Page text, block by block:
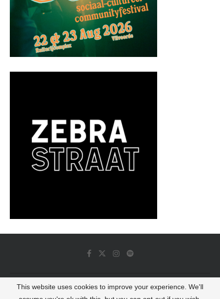
© 2022 - Luminous Dash All Rights Reserved
This website uses cookies to improve your experience. We'll